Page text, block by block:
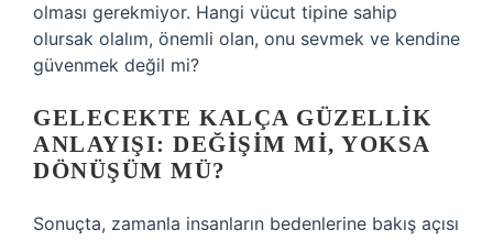
olması gerekmiyor. Hangi vücut tipine sahip
olursak olalım, önemli olan, onu sevmek ve kendine
güvenmek değil mi?
GELECEKTE KALÇA GÜZELLIK
ANLAYIŞI: DEĞIŞIM MI, YOKSA
DÖNÜŞÜM MÜ?
Sonuçta, zamanla insanların bedenlerine bakış açısı